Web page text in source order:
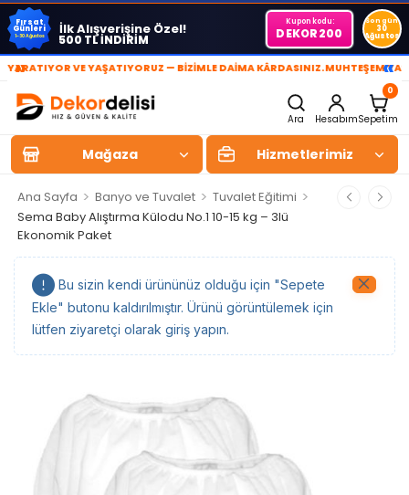
Fırsat
Günleri
1-30 Ağustos İlk Alışverişine Özel!
500 TL İNDİRİM
Kupon kodu:
DEKOR200
Son gün
30
Ağustos
» VE YAŞATIYORUZ — BİZİMLE DAİMA KÂRDASINIZ.MUHTEŞEM «
Ara Hesabım
0
Sepetim
Mağaza Hizmetlerimiz
Ana Sayfa > Banyo ve Tuvalet > Tuvalet Eğitimi >
Sema Baby Alıştırma Külodu No.1 10-15 kg – 3lü
Ekonomik Paket
Bu sizin kendi ürününüz olduğu için "Sepete
Ekle" butonu kaldırılmıştır. Ürünü görüntülemek için
lütfen ziyaretçi olarak giriş yapın.